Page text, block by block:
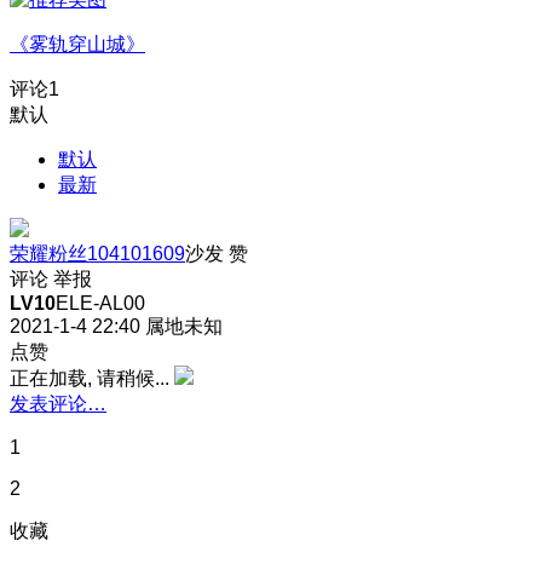
《雾轨穿山城》
评论1
默认
默认
最新
荣耀粉丝104101609沙发 赞
评论 举报
LV10ELE-AL00
2021-1-4 22:40 属地未知
点赞
正在加载, 请稍候...
发表评论…
1
2
收藏